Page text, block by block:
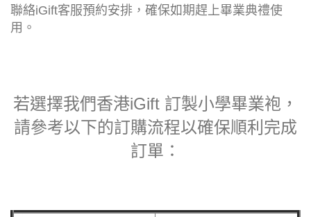
聯絡iGift客服預約安排，確保如期趕上畢業典禮使
用。
若選擇我們香港iGift 訂製小學畢業袍，
請參考以下的訂購流程以確保順利完成
訂單：